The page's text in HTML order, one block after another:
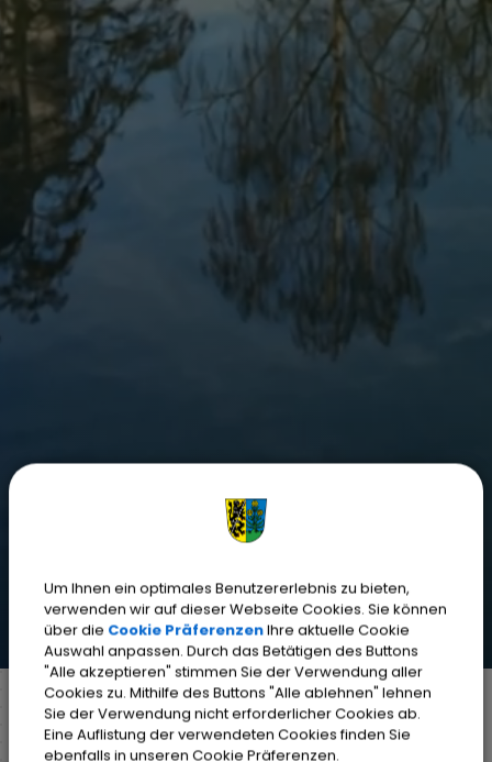
Markt Weisendorf Bürgerinfo
Rathaus
Um Ihnen ein optimales Benutzererlebnis zu bieten,
verwenden wir auf dieser Webseite Cookies. Sie können
über die Cookie PräferenzenIhre aktuelle Cookie
Auswahl anpassen. Durch das Betätigen des Buttons
"Alle akzeptieren" stimmen Sie der Verwendung aller
Cookies zu. Mithilfe des Buttons "Alle ablehnen" lehnen
Sie der Verwendung nicht erforderlicher Cookies ab.
Eine Auflistung der verwendeten Cookies finden Sie
ebenfalls in unseren Cookie Präferenzen.